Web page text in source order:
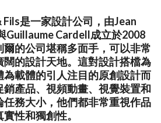
是一家設計公司，由Jean
Guillaume Cardell成立於2008
的公司堪稱多面手，可以非常
闊的設計天地。這對設計搭檔為
為載體的引人注目的原創設計而
產品、視頻動畫、視覺裝置和
務大小，他們都非常重視作品
實性和獨創性。